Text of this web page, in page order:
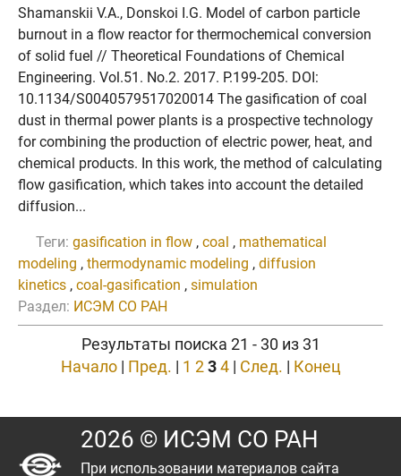
Shamanskii V.A., Donskoi I.G. Model of carbon particle
burnout in a flow reactor for thermochemical conversion
of solid fuel // Theoretical Foundations of Chemical
Engineering. Vol.51. No.2. 2017. P.199-205. DOI:
10.1134/S0040579517020014 The gasification of coal
dust in thermal power plants is a prospective technology
for combining the production of electric power, heat, and
chemical products. In this work, the method of calculating
flow gasification, which takes into account the detailed
diffusion...
Теги: gasification in flow , coal , mathematical
modeling , thermodynamic modeling , diffusion
kinetics , coal-gasification , simulation
Раздел: ИСЭМ СО РАН
Результаты поиска 21 - 30 из 31
Начало| Пред. | 1 2 3 4| След. | Конец
2026 © ИСЭМ СО РАН
При использовании материалов сайта